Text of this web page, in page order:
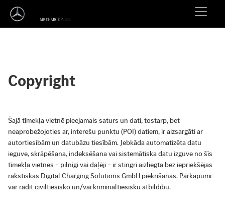
Copyright
Šajā tīmekļa vietnē pieejamais saturs un dati, tostarp, bet
neaprobežojoties ar, interešu punktu (POI) datiem, ir aizsargāti ar
autortiesībām un datubāzu tiesībām. Jebkāda automatizēta datu
ieguve, skrāpēšana, indeksēšana vai sistemātiska datu izguve no šīs
tīmekļa vietnes – pilnīgi vai daļēji – ir stingri aizliegta bez iepriekšējas
rakstiskas Digital Charging Solutions GmbH piekrišanas. Pārkāpumi
var radīt civiltiesisko un/vai krimināltiesisku atbildību.